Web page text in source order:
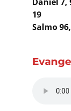
Recursos
Contacto
19
Salmo